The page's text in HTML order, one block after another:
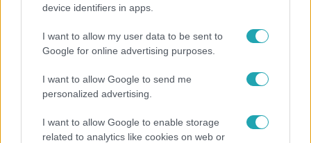
device identifiers in apps.
I want to allow my user data to be sent to
Google for online advertising purposes.
I want to allow Google to send me
personalized advertising.
I want to allow Google to enable storage
related to analytics like cookies on web or
Az X-Faktor felfedezettjének Idegen című lemeze